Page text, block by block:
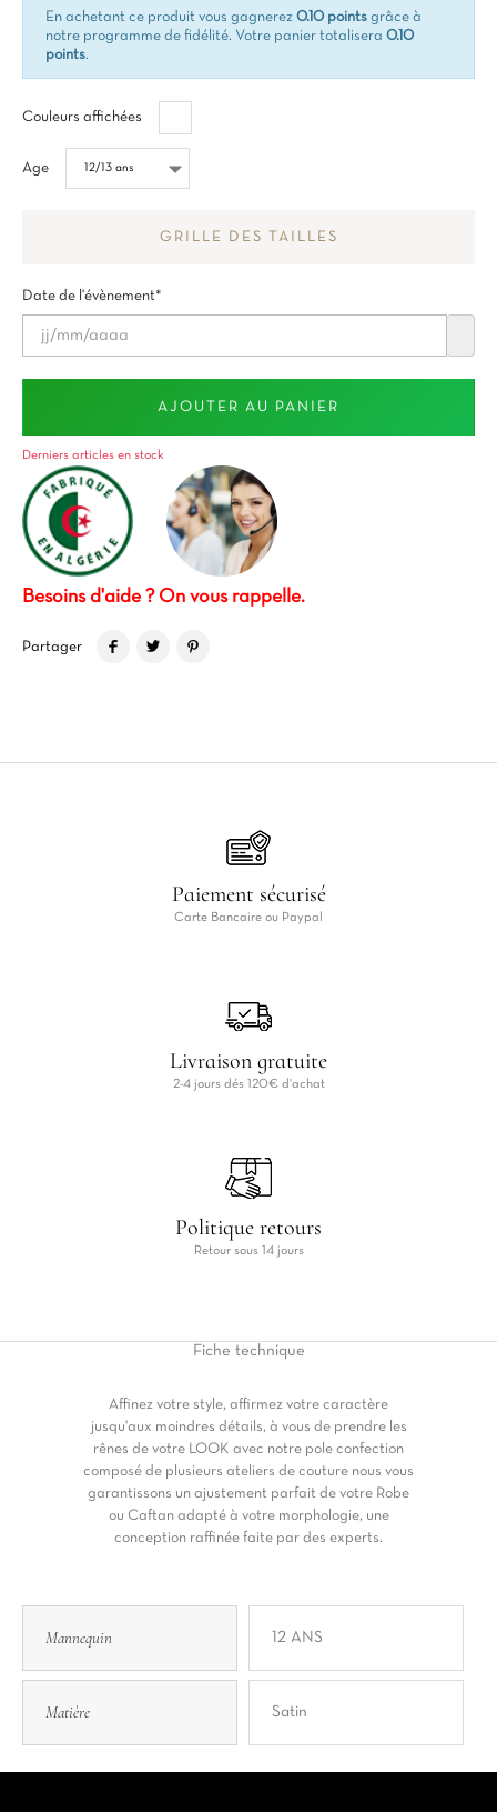
En achetant ce produit vous gagnerez 0.10 points grâce à
notre programme de fidélité. Votre panier totalisera 0.10
points.
Couleurs affichées
Age
GRILLE DES TAILLES
Date de l'évènement*
AJOUTER AU PANIER
Derniers articles en stock
Besoins d'aide ? On vous rappelle.
Partager
Paiement sécurisé
Carte Bancaire ou Paypal
Livraison gratuite
2-4 jours dés 120€ d'achat
Politique retours
Retour sous 14 jours
Fiche technique
Affinez votre style, affirmez votre caractère
jusqu'aux moindres détails, à vous de prendre les
rênes de votre LOOK avec notre pole confection
composé de plusieurs ateliers de couture nous vous
garantissons un ajustement parfait de votre Robe
ou Caftan adapté à votre morphologie, une
conception raffinée faite par des experts.
Mannequin 12 ANS
Matière Satin